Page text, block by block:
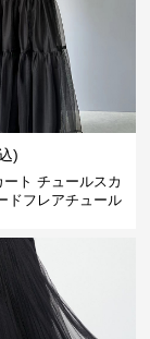
)
ト チュールスカ
ドフレアチュール